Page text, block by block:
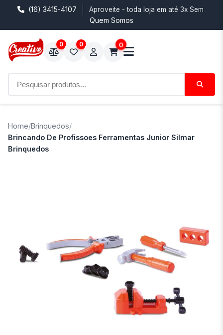
(16) 3415-4107 Aproveite - toda loja em até 3x Sem
Quem Somos
0 0 0
Home/Brinquedos/
Brincando De Profissoes Ferramentas Junior Silmar
Brinquedos